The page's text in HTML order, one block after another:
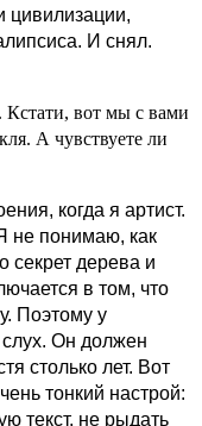
цивилизации,
И снял.
вот мы с вами
А чувствуете ли
когда я артист.
не понимаю, как
секрет дерева и
в том, что
Поэтому у
Он должен
столько лет. Вот
тонкий настрой:
текст, не рыдать